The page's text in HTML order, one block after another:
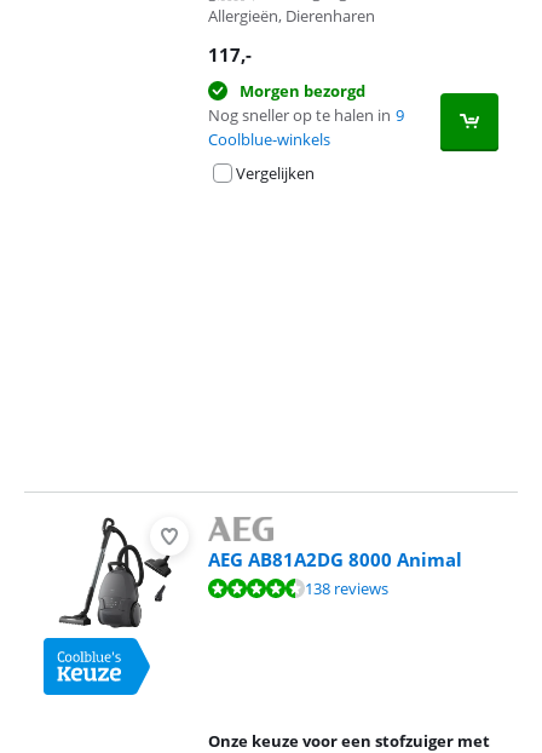
Allergieën, Dierenharen
117,-
Morgen bezorgd
Nog sneller op te halen in 9
Coolblue-winkels
Vergelijken
AEG AB81A2DG 8000 Animal
Beoordeling is 8,9 van de 10, gebaseerd op 138 reviews.
138 reviews
Onze keuze voor een stofzuiger met